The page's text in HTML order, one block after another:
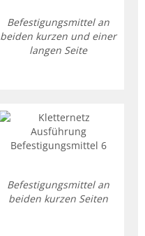
Befestigungsmittel an
beiden kurzen und einer
langen Seite
Befestigungsmittel an
beiden kurzen Seiten